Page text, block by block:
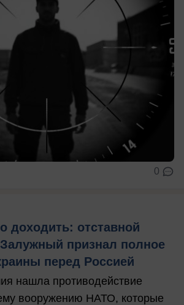
0
доходить: отставной
признал полное
перед Россией
нашла противодействие
вооружению НАТО, которые